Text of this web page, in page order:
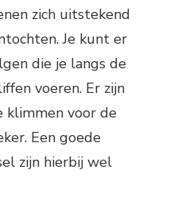
zich uitstekend
Je kunt er
die je langs de
voeren. Er zijn
klimmen voor de
Een goede
zijn hierbij wel